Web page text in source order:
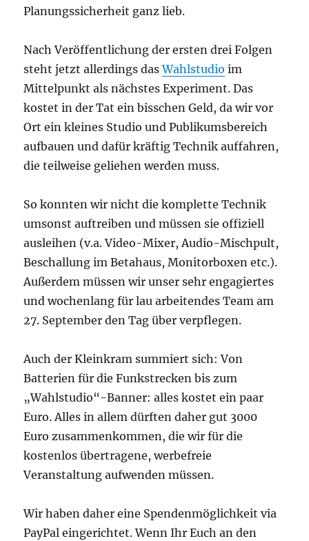
Planungssicherheit ganz lieb.
Nach Veröffentlichung der ersten drei Folgen
steht jetzt allerdings dasWahlstudio im
Mittelpunkt als nächstes Experiment. Das
kostet in der Tat ein bisschen Geld, da wir vor
Ort ein kleines Studio und Publikumsbereich
aufbauen und dafür kräftig Technik auffahren,
die teilweise geliehen werden muss.
So konnten wir nicht die komplette Technik
umsonst auftreiben und müssen sie offiziell
ausleihen (v.a. Video-Mixer, Audio-Mischpult,
Beschallung im Betahaus, Monitorboxen etc.).
Außerdem müssen wir unser sehr engagiertes
und wochenlang für lau arbeitendes Team am
27. September den Tag über verpflegen.
Auch der Kleinkram summiert sich: Von
Batterien für die Funkstrecken bis zum
„Wahlstudio“-Banner: alles kostet ein paar
Euro. Alles in allem dürften daher gut 3000
Euro zusammenkommen, die wir für die
kostenlos übertragene, werbefreie
Veranstaltung aufwenden müssen.
Wir haben daher eine Spendenmöglichkeit via
PayPal eingerichtet. Wenn Ihr Euch an den